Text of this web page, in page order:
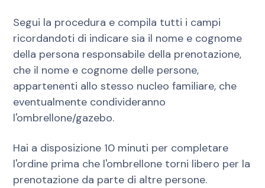
Segui la procedura e compila tutti i campi
ricordandoti di indicare sia il nome e cognome
della persona responsabile della prenotazione,
che il nome e cognome delle persone,
appartenenti allo stesso nucleo familiare, che
eventualmente condivideranno
l'ombrellone/gazebo.
Hai a disposizione 10 minuti per completare
l'ordine prima che l'ombrellone torni libero per la
prenotazione da parte di altre persone.